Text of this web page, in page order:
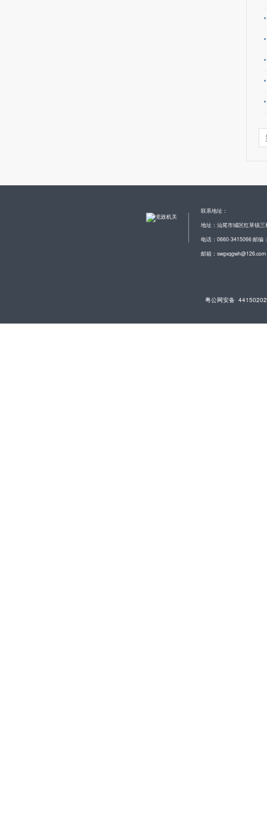
联系地址：
地址：汕尾市城区红草镇
电话：0660-3415066 邮编
邮箱：swgxqgwh@126.com
粤公网安备